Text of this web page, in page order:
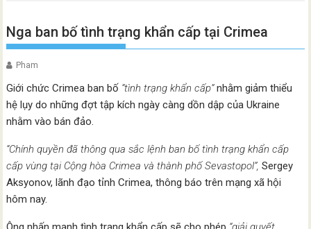
Nga ban bố tình trạng khẩn cấp tại Crimea
Pham
Giới chức Crimea ban bố “tình trạng khẩn cấp”nhằm giảm thiểu
hệ lụy do những đợt tập kích ngày càng dồn dập của Ukraine
nhằm vào bán đảo.
“Chính quyền đã thông qua sắc lệnh ban bố tình trạng khẩn cấp
cấp vùng tại Cộng hòa Crimea và thành phố Sevastopol”,Sergey
Aksyonov, lãnh đạo tỉnh Crimea, thông báo trên mạng xã hội
hôm nay.